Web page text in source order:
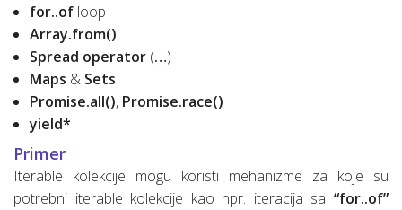
for..ofloop
Array.from()
Spread operator(…)
Maps & Sets
Promise.all(), Promise.race()
yield*
Primer
Iterable kolekcije mogu koristi mehanizme za koje su
potrebni iterable kolekcije kao npr. iteracija sa “for..of”